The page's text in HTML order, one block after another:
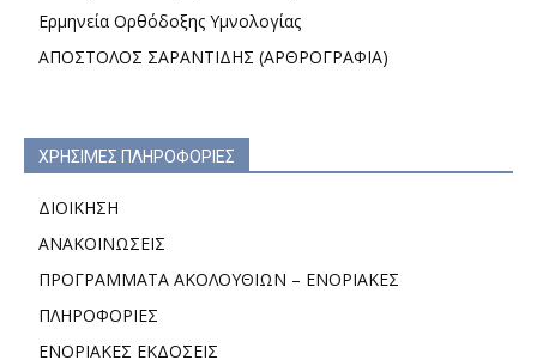
Ερμηνεία Ορθόδοξης Υμνολογίας
ΑΠΟΣΤΟΛΟΣ ΣΑΡΑΝΤΙΔΗΣ (ΑΡΘΡΟΓΡΑΦΙΑ)
ΧΡΗΣΙΜΕΣ ΠΛΗΡΟΦΟΡΙΕΣ
ΔΙΟΙΚΗΣΗ
ΑΝΑΚΟΙΝΩΣΕΙΣ
ΠΡΟΓΡΑΜΜΑΤΑ ΑΚΟΛΟΥΘΙΩΝ – ΕΝΟΡΙΑΚΕΣ
ΠΛΗΡΟΦΟΡΙΕΣ
ΕΝΟΡΙΑΚΕΣ ΕΚΔΟΣΕΙΣ